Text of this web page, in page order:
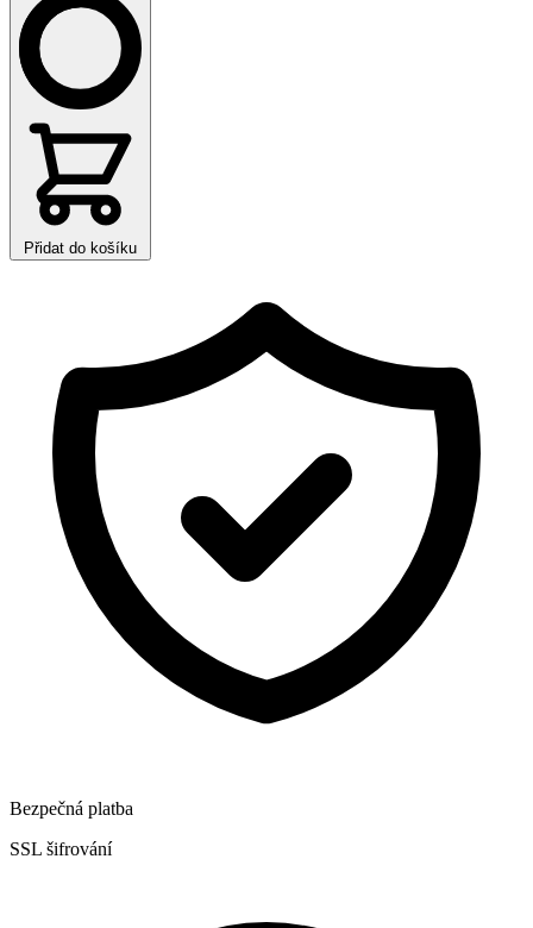
Přidat do košíku
Bezpečná platba
SSL šifrování